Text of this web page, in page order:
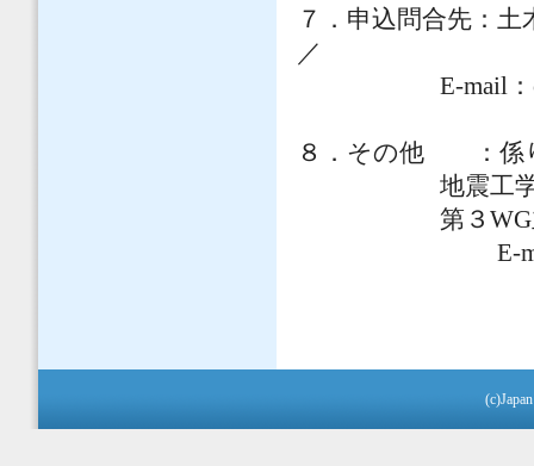
７．申込問合先： 土
／
E-mail ：
８．その他 ： 係
地震工
第３ WG
E-